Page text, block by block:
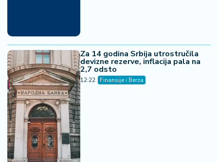
Za 14 godina Srbija utrostručila
devizne rezerve, inflacija pala na
2,7 odsto
12:22 Finansije i Berza